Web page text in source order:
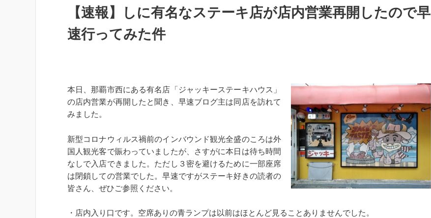
【速報】しに有名なステーキ店が店内営業再開したので早
速行ってみた件
本日、那覇市西にある有名店「ジャッキーステーキハウス」
の店内営業が再開したと聞き、早速ブログ主は同店を訪れて
みました。
新型コロナウィルス禍前のインバウンド観光全盛のころは外
国人観光客で賑わっていましたが、さすがに本日は待ち時間
なしで入店できました。ただし３密を避けるために一部座席
は閉鎖しての営業でした。早速ですがステーキ好きの読者の
皆さん、ぜひご参照ください。
・店内入り口です。空席ありの青ランプは以前はほとんど見ることありませんでした。